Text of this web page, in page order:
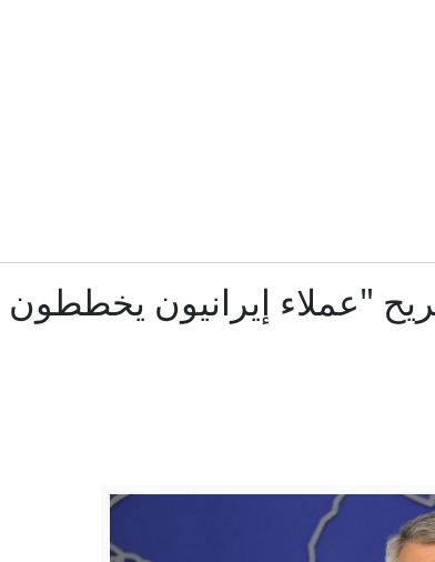
غيّر حكم أمل مستقبل أطفال الناجيات من الاغتصاب
هانتر بايدن: السرطان انتشر في جسد والدي وهو يتألم
مدينة مأرب تتعرض لموجة جديدة من القصف بمسيرات
"عملاء إيرانيون يخططون